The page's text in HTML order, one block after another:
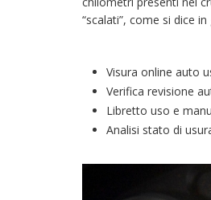
“scalati”, come si dice
Visura online auto
Verifica revisione
Libretto uso e
Analisi stato di